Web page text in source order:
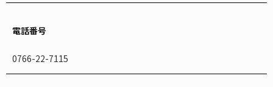
電話番号
0766-22-7115